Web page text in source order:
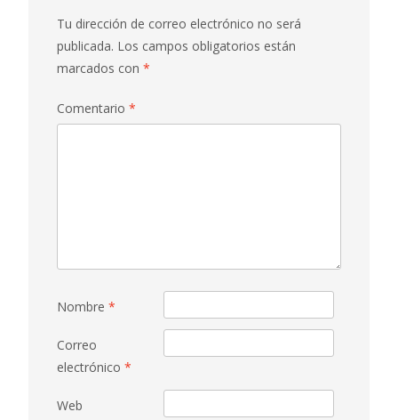
Tu dirección de correo electrónico no será
publicada. Los campos obligatorios están
marcados con *
Comentario *
Nombre *
Correo
electrónico *
Web